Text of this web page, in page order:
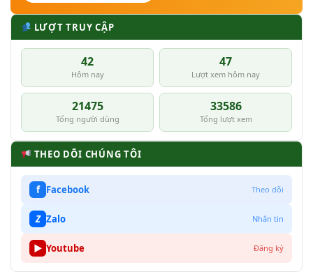
LƯỢT TRUY CẬP
42
Hôm nay
47
Lượt xem hôm nay
21475
Tổng người dùng
33586
Tổng lượt xem
THEO DÕI CHÚNG TÔI
f Facebook Theo dõi
Z Zalo Nhắn tin
▶ Youtube Đăng ký